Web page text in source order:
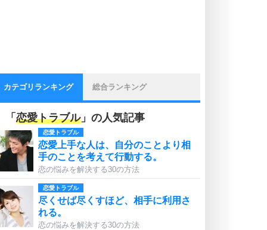
カテゴリランキング 総合ランキング
「 恋愛トラブル」の人気記事
恋愛トラブル
恋愛上手な人は、自分のことより相
手のことを考えて行動する。
恋の悩みを解決する30の方法
恋愛トラブル
尽くせば尽くすほど、相手に利用さ
れる。
恋の悩みを解決する30の方法